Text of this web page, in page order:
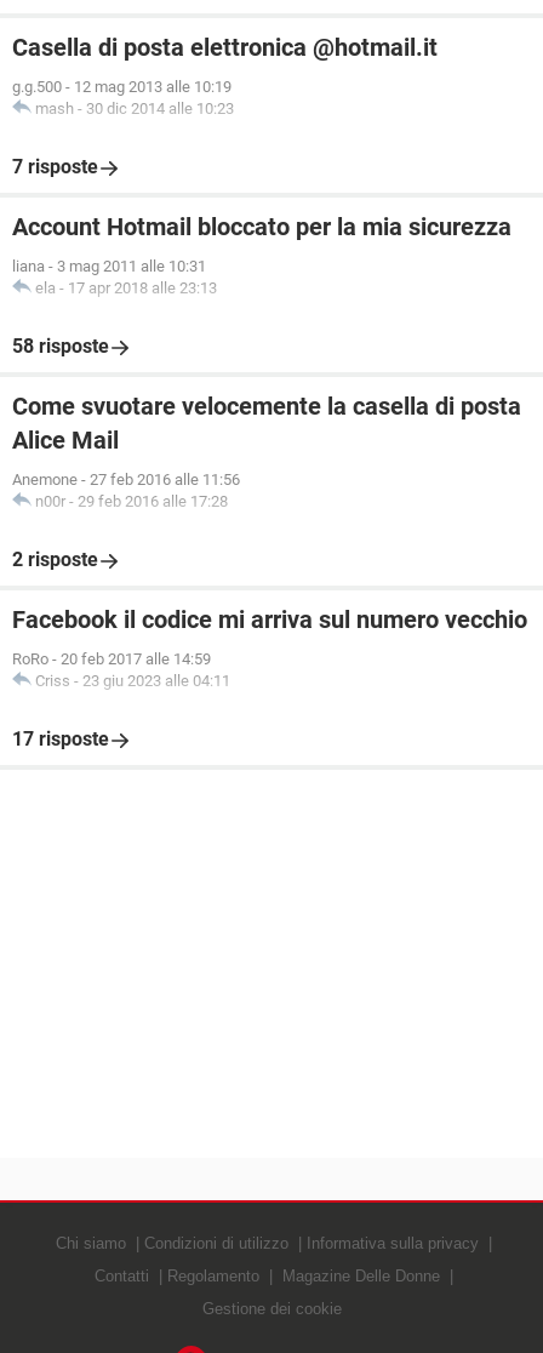
Casella di posta elettronica @hotmail.it
g.g.500 - 12 mag 2013 alle 10:19
mash - 30 dic 2014 alle 10:23
7 risposte
Account Hotmail bloccato per la mia sicurezza
liana - 3 mag 2011 alle 10:31
ela - 17 apr 2018 alle 23:13
58 risposte
Come svuotare velocemente la casella di posta
Alice Mail
Anemone - 27 feb 2016 alle 11:56
n00r - 29 feb 2016 alle 17:28
2 risposte
Facebook il codice mi arriva sul numero vecchio
RoRo - 20 feb 2017 alle 14:59
Criss - 23 giu 2023 alle 04:11
17 risposte
Chi siamo Condizioni di utilizzo
Informativa sulla privacy
Contatti
Regolamento
Magazine Delle Donne
Gestione dei cookie